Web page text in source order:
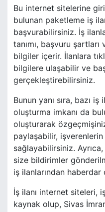
Bu internet sitelerine
bulunan paketleme iş
başvurabilirsiniz. İş
tanımı, başvuru
bilgiler içerir. İlanlara
bilgilere ulaşabilir ve
gerçekleştirebilirsiniz.
Bunun yanı sıra, bazı
oluşturma imkanı da
oluşturarak
paylaşabilir, işverenlerin
sağlayabilirsiniz.
size bildirimler
iş ilanlarından
İş ilanı internet siteleri,
kaynak olup, Sivas